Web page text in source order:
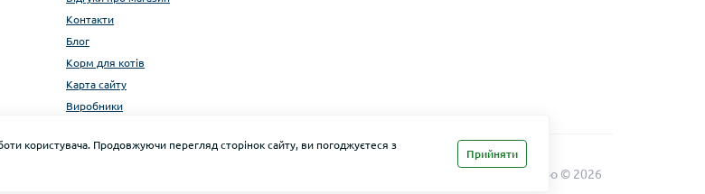
Контакти
Блог
Корм для котів
Карта сайту
Виробники
Maxi Zoo © 2026
користувача. Продовжуючи перегляд сторінок сайту, ви погоджуєтеся з
Прийняти